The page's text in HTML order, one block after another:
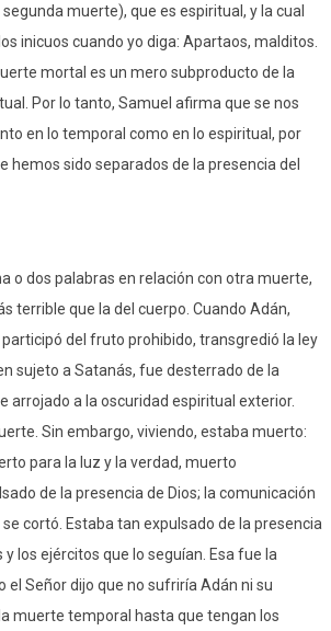
muerte), que es espiritual, y la cual
inicuos cuando yo diga: Apartaos, malditos.
mortal es un mero subproducto de la
Por lo tanto, Samuel afirma que se nos
en lo temporal como en lo espiritual, por
hemos sido separados de la presencia del
o dos palabras en relación con otra muerte,
terrible que la del cuerpo. Cuando Adán,
del fruto prohibido, transgredió la ley
sujeto a Satanás, fue desterrado de la
arrojado a la oscuridad espiritual exterior.
Sin embargo, viviendo, estaba muerto:
para la luz y la verdad, muerto
de la presencia de Dios; la comunicación
cortó. Estaba tan expulsado de la presencia
los ejércitos que lo seguían. Esa fue la
el Señor dijo que no sufriría Adán ni su
muerte temporal hasta que tengan los